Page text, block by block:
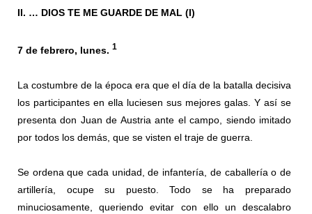
II. … DIOS TE ME GUARDE DE MAL (I)
7 de febrero, lunes. 1
La costumbre de la época era que el día de la batalla decisiva
los participantes en ella luciesen sus mejores galas. Y así se
presenta don Juan de Austria ante el campo, siendo imitado
por todos los demás, que se visten el traje de guerra.
Se ordena que cada unidad, de infantería, de caballería o de
artillería, ocupe su puesto. Todo se ha preparado
minuciosamente, queriendo evitar con ello un descalabro